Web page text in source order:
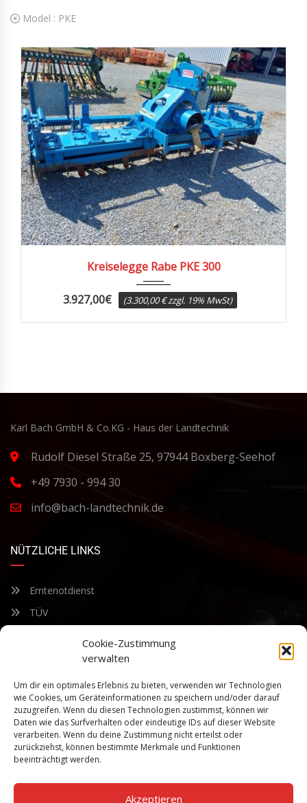
Cookie-Zustimmung
verwalten
Um dir ein optimales Erlebnis zu bieten, verwenden wir Technologien
wie Cookies, um Geräteinformationen zu speichern und/oder darauf
zuzugreifen. Wenn du diesen Technologien zustimmst, können wir
Daten wie das Surfverhalten oder eindeutige IDs auf dieser Website
verarbeiten. Wenn du deine Zustimmung nicht erteilst oder
zurückziehst, können bestimmte Merkmale und Funktionen
beeinträchtigt werden.
Akzeptieren
Model : PKE
Kreiselegge Rabe PKE 300
3.927,00€ (3.300,00 € zzgl. 19% MwSt)
Karl Bach GmbH & Co.KG - Haus der Landtechnik
Rudolf Diesel Straße 25, 97944 Boxberg-Seehof
+49 7930 - 994 30
info@bach-landtechnik.de
NÜTZLICHE LINKS
Erntenotdienst
TÜV
Bleiben Sie auf dem Laufenden über unsere sich ständig
weiterentwickelnden Produkteigenschaften und Technologien.
Geben Sie Ihre E-Mail-Adresse ein und abonnieren Sie unseren
Newsletter.